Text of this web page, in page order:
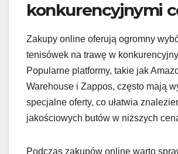
konkurencyjnymi
Zakupy online oferują ogromny
tenisówek na trawę w
Popularne platformy, takie jak
Warehouse i Zappos, często mają
specjalne oferty, co ułatwia
jakościowych butów w niższych
Podczas zakupów online warto